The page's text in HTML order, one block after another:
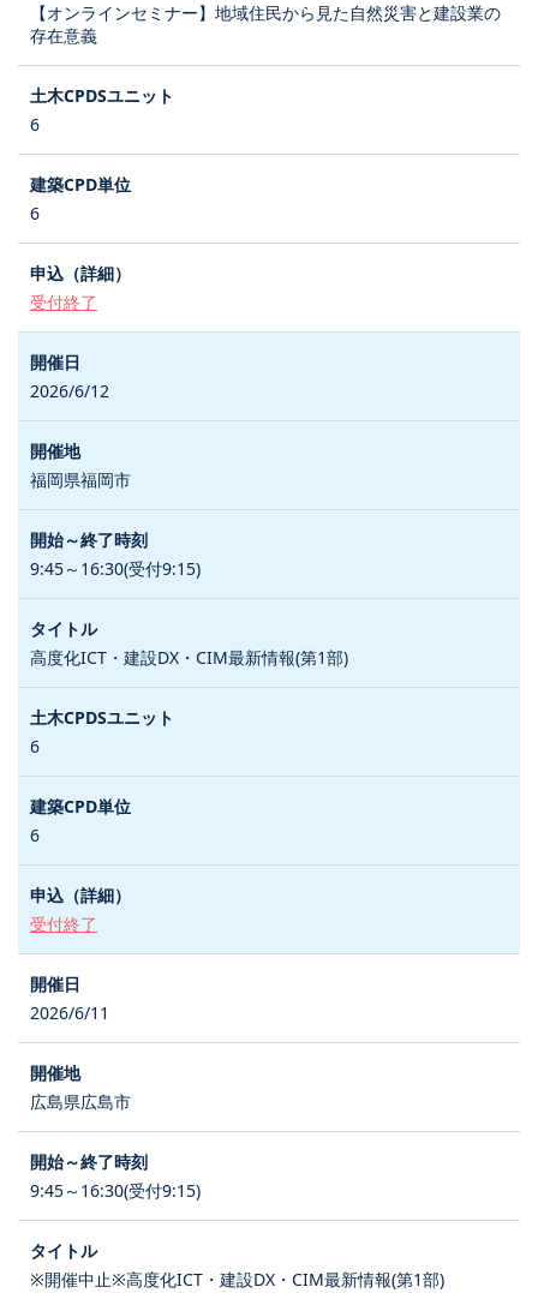
【オンラインセミナー】地域住民から見た自然災害と建設業の
存在意義
6
6
受付終了
2026/6/12
福岡県福岡市
9:45～16:30(受付9:15)
高度化ICT・建設DX・CIM最新情報(第1部)
6
6
受付終了
2026/6/11
広島県広島市
9:45～16:30(受付9:15)
※開催中止※高度化ICT・建設DX・CIM最新情報(第1部)